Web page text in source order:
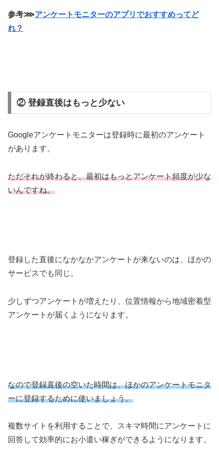
参考⋙アンケートモニターのアプリでおすすめってど
れ？
② 登録直後はもっと少ない
Googleアンケートモニターは登録時に最初のアンケート
があります。
ただそれが終わると、最初はもっとアンケート頻度が少な
いんですね。
登録した直後になかなかアンケートが来ないのは、ほかの
サービスでも同じ。
少しずつアンケートが増えたり、位置情報から地域密着型
アンケートが届くようになります。
なので登録直後の空いた時間は、ほかのアンケートモニタ
ーに登録するために使いましょう。
複数サイトを利用することで、スキマ時間にアンケートに
回答して効率的にお小遣い稼ぎができるようになります。